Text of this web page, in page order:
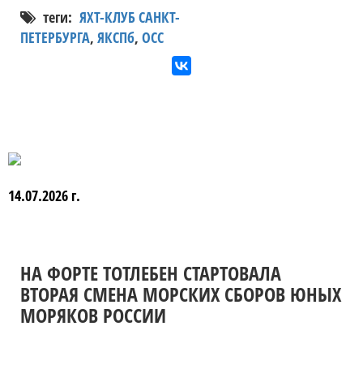
теги: ЯХТ-КЛУБ САНКТ-
ПЕТЕРБУРГА, ЯКСПб, ОСС
14.07.2026 г.
НА ФОРТЕ ТОТЛЕБЕН СТАРТОВАЛА
ВТОРАЯ СМЕНА МОРСКИХ СБОРОВ ЮНЫХ
МОРЯКОВ РОССИИ